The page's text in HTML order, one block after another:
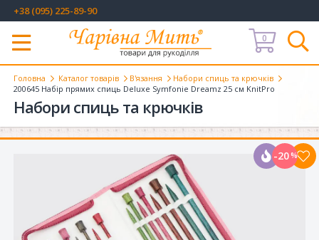
+38 (095) 225-89-90
Меню
0
Головна Каталог товарів В'язання
Набори спиць та крючків
200645 Набір прямих спиць Deluxe Symfonie Dreamz 25 см KnitPro
Набори спиць та крючків
-20%